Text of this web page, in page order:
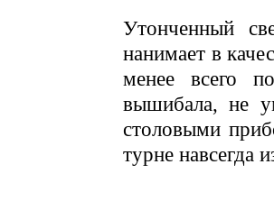
Утонченный
нанимает в
менее всего
вышибала, не
столовыми
турне навсегда